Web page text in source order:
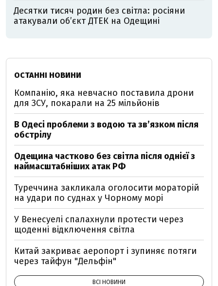
Десятки тисяч родин без світла: росіяни
атакували об’єкт ДТЕК на Одещині
ОСТАННІ НОВИНИ
Компанію, яка невчасно поставила дрони
для ЗСУ, покарали на 25 мільйонів
В Одесі проблеми з водою та звʼязком після
обстрілу
Одещина частково без світла після однієї з
наймасштабніших атак РФ
Туреччина закликала оголосити мораторій
на удари по суднах у Чорному морі
У Венесуелі спалахнули протести через
щоденні відключення світла
Китай закриває аеропорт і зупиняє потяги
через тайфун "Дельфін"
ВСІ НОВИНИ